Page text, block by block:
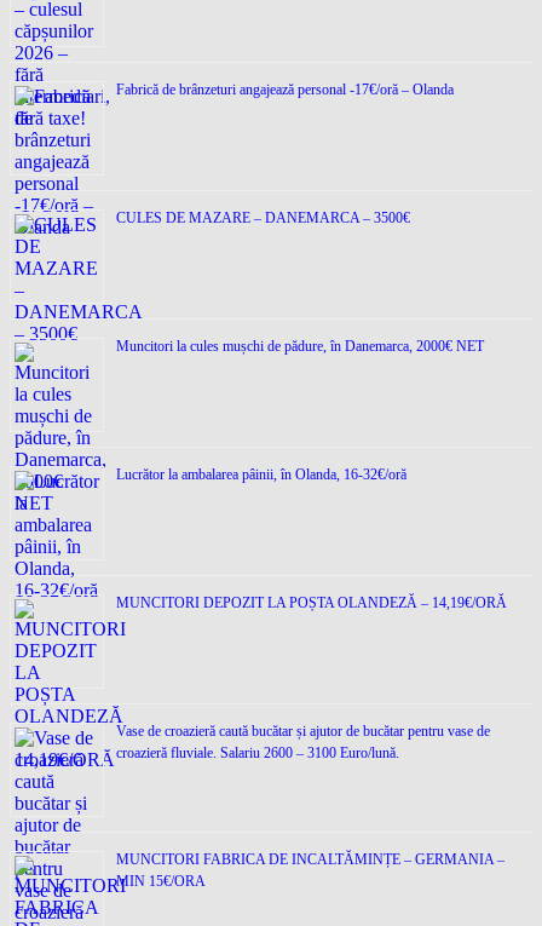
Fabrică de brânzeturi angajează personal -17€/oră – Olanda
CULES DE MAZARE – DANEMARCA – 3500€
Muncitori la cules mușchi de pădure, în Danemarca, 2000€ NET
Lucrător la ambalarea pâinii, în Olanda, 16-32€/oră
MUNCITORI DEPOZIT LA POȘTA OLANDEZĂ – 14,19€/ORĂ
Vase de croazieră caută bucătar și ajutor de bucătar pentru vase de
croazieră fluviale. Salariu 2600 – 3100 Euro/lună.
MUNCITORI FABRICA DE INCALTĂMINȚE – GERMANIA –
MIN 15€/ORA